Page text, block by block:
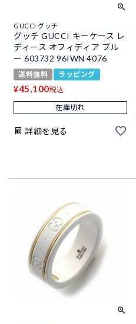
GUCCI グッチ
グッチ GUCCI キーケース レ
ディース オフィディア ブル
ー 603732 96IWN 4076
送料無料 ラッピング
¥45,100税込
在庫切れ
詳細を見る